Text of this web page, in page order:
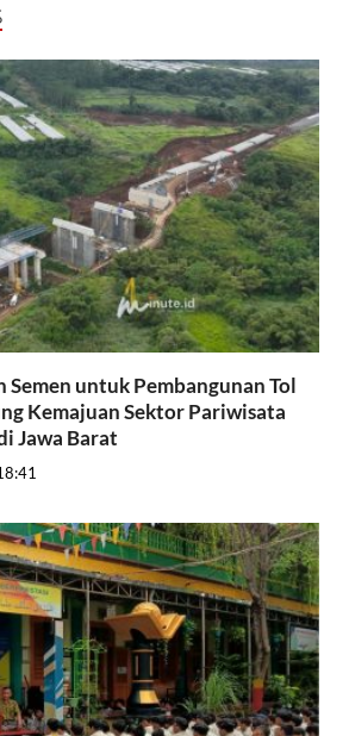
Semen untuk Pembangunan Tol
Kemajuan Sektor Pariwisata
Jawa Barat